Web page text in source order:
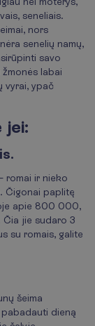
seneliais.
nors
senelių namų,
savo
labai
vyrai, ypač
jei:
romai ir nieko
Čigonai paplitę
apie 800 000,
Čia jie sudaro 3
su romais, galite
šeima
dieną